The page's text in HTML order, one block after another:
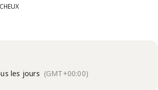
les jours (GMT+00:00)